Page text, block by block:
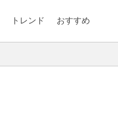
トレンド おすすめ